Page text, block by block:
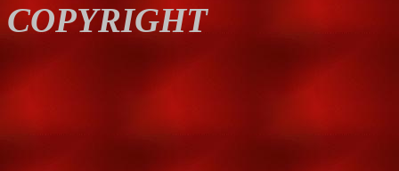
COPYRIGHT